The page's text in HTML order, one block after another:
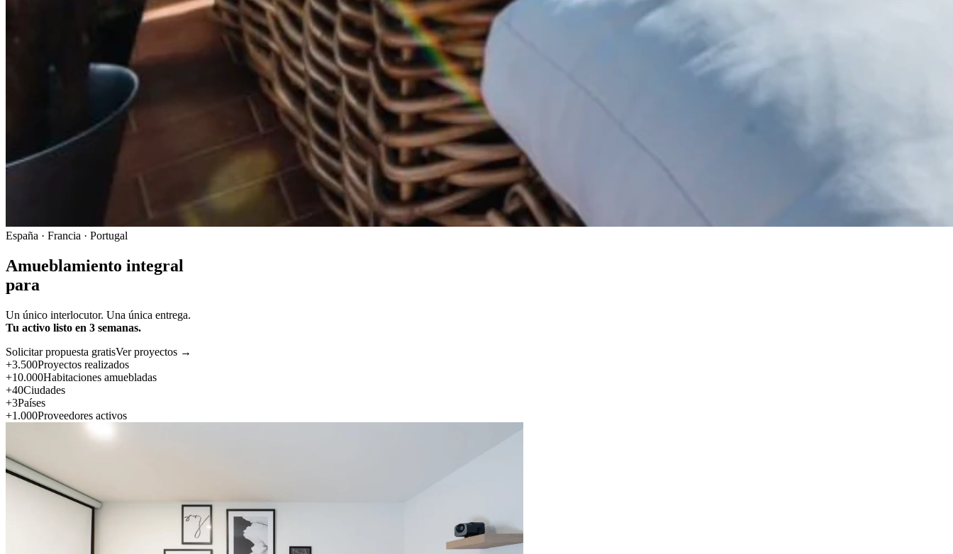
España · Francia · Portugal
Amueblamiento integral
para
Un único interlocutor. Una única entrega.
Tu activo listo en 3 semanas.
Solicitar propuesta gratisVer proyectos →
+3.500Proyectos realizados
+10.000Habitaciones amuebladas
+40Ciudades
+3Países
+1.000Proveedores activos